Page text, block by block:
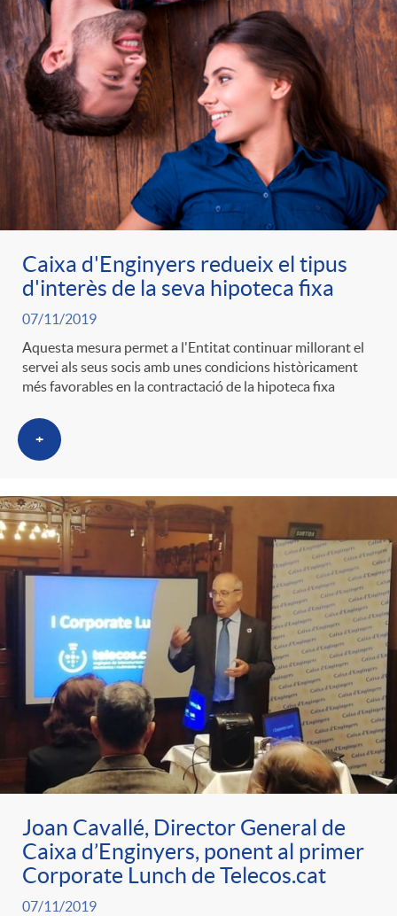
s
Caixa d'Enginyers redueix el tipus
d'interès de la seva hipoteca fixa
07/11/2019
Aquesta mesura permet a l'Entitat continuar millorant el
servei als seus socis amb unes condicions històricament
més favorables en la contractació de la hipoteca fixa
+
Joan Cavallé, Director General de
Caixa d’Enginyers, ponent al primer
Corporate Lunch de Telecos.cat
07/11/2019